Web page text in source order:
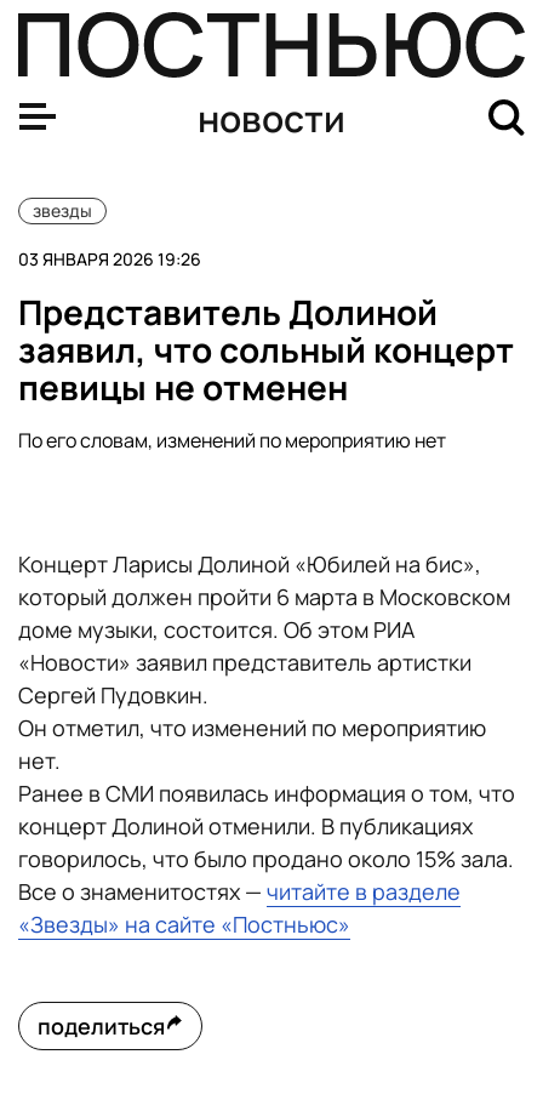
новости
звезды
03 ЯНВАРЯ 2026 19:26
Представитель Долиной
заявил, что сольный концерт
певицы не отменен
По его словам, изменений по мероприятию нет
Концерт Ларисы Долиной «Юбилей на бис»,
который должен пройти 6 марта в Московском
доме музыки, состоится. Об этом РИА
«Новости» заявил представитель артистки
Сергей Пудовкин.
Он отметил, что изменений по мероприятию
нет.
Ранее в СМИ появилась информация о том, что
концерт Долиной отменили. В публикациях
говорилось, что было продано около 15% зала.
Все о знаменитостях — читайте в разделе
«Звезды» на сайте «Постньюс»
поделиться
Shot: барабанщик Rammstein швырнул торт в лицо